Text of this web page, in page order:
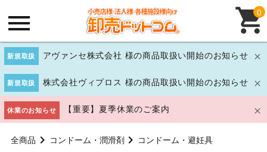
新規取扱 アヴァンセ株式会社 様の商品取扱い開始のお知らせ
新規取扱 株式会社ヴィプロス 様の商品取扱い開始のお知らせ
休業のお知らせ 【重要】夏季休業のご案内
0
全商品 コンドーム・潤滑剤 コンドーム・避妊具